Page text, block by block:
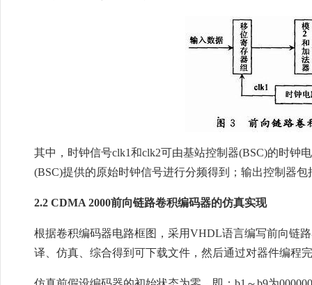
其中，时钟信号clk1和clk2可由基站控制器(BSC)的时钟
(BSC)提供的原始时钟信号进行分频得到；输出控制器
2.2 CDMA 2000前向链路卷积编码器的仿真实现
根据卷积编码器电路框图，采用VHDL语言编写前向链
译、仿真、综合得到可下载文件，然后通过对器件编程